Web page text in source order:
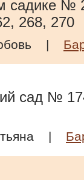
садике №
268, 270
|
сад №
|